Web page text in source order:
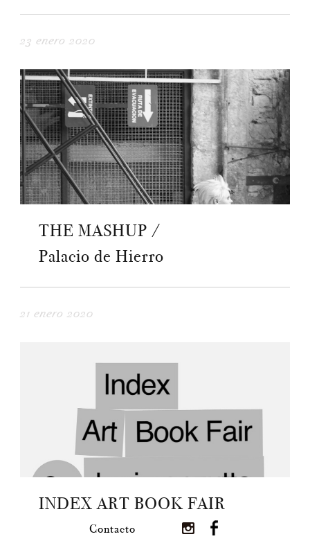
Contacto
23 enero 2020
THE MASHUP /
Palacio de Hierro
21 enero 2020
INDEX ART BOOK FAIR